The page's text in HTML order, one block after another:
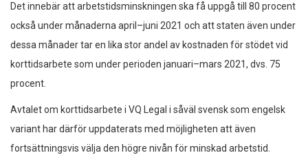
Det innebär att arbetstidsminskningen ska få uppgå till 80 procent
också under månaderna april–juni 2021 och att staten även under
dessa månader tar en lika stor andel av kostnaden för stödet vid
korttidsarbete som under perioden januari–mars 2021, dvs. 75
procent.
Avtalet om korttidsarbete i VQ Legal i såväl svensk som engelsk
variant har därför uppdaterats med möjligheten att även
fortsättningsvis välja den högre nivån för minskad arbetstid.